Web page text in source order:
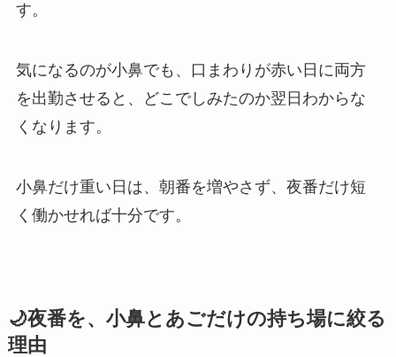
す。
気になるのが小鼻でも、口まわりが赤い日に両方
を出勤させると、どこでしみたのか翌日わからな
くなります。
小鼻だけ重い日は、朝番を増やさず、夜番だけ短
く働かせれば十分です。
🌙夜番を、小鼻とあごだけの持ち場に絞る
理由